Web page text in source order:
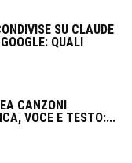
SU CLAUDE
QUALI
CANZONI
VOCE E TESTO:...